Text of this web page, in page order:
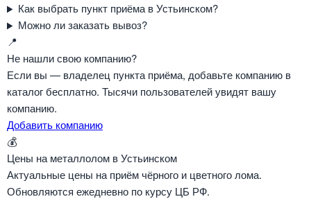
Как выбрать пункт приёма в Устьинском?
Можно ли заказать вывоз?
📍
Не нашли свою компанию?
Если вы — владелец пункта приёма, добавьте компанию в
каталог бесплатно. Тысячи пользователей увидят вашу
компанию.
Добавить компанию
💰
Цены на металлолом в Устьинском
Актуальные цены на приём чёрного и цветного лома.
Обновляются ежедневно по курсу ЦБ РФ.